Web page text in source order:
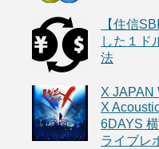
【住信
した１ド
法
X JAPAN
X
6DAYS
ライブレ